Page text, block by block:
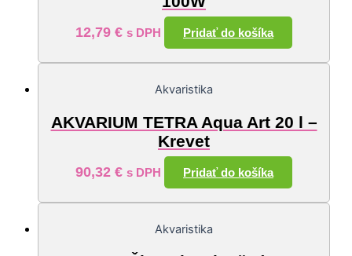
12,79 € s DPH Pridať do košíka
Akvaristika
AKVARIUM TETRA Aqua Art 20 l –
Krevet
90,32 € s DPH Pridať do košíka
Akvaristika